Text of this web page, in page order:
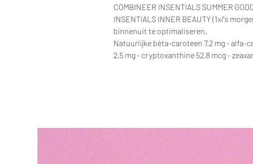
COMBINEER INSENTIALS SUMMER
INSENTIALS INNER BEAUTY (1x/'s
binnenuit te optimaliseren.
Natuurlijke bèta-caroteen 7,2 mg - alfa-
2,5 mg - cryptoxanthine 52,8 mcg -